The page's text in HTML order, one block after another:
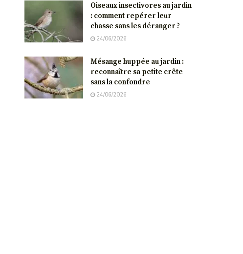
Oiseaux insectivores au jardin
: comment repérer leur
chasse sans les déranger ?
24/06/2026
Mésange huppée au jardin :
reconnaître sa petite crête
sans la confondre
24/06/2026